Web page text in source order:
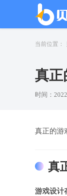
当前位置：
真正
时间：
真正的游
真
游戏设计